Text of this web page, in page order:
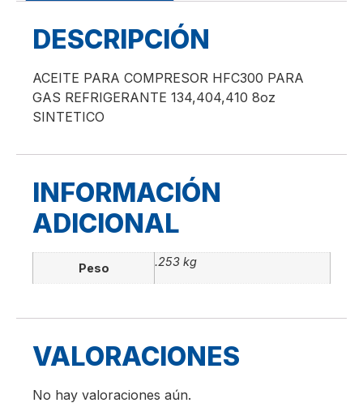
DESCRIPCIÓN
ACEITE PARA COMPRESOR HFC300 PARA
GAS REFRIGERANTE 134,404,410 8oz
SINTETICO
INFORMACIÓN
ADICIONAL
Peso .253 kg
VALORACIONES
No hay valoraciones aún.